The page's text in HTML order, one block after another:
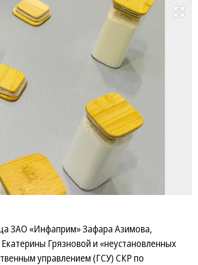
Развернуть на весь экран
ЗАО «Инфаприм» Зафара Азимова,
Грязновой и «неустановленных
управлением (ГСУ) СКР по